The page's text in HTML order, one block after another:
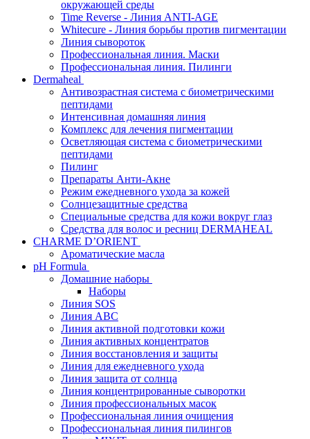
окружающей среды
Time Reverse - Линия ANTI-AGE
Whitecure - Линия борьбы против пигментации
Линия сывороток
Профессиональная линия. Маски
Профессиональная линия. Пилинги
Dermaheal
Антивозрастная система с биометрическими
пептидами
Интенсивная домашняя линия
Комплекс для лечения пигментации
Осветляющая система с биометрическими
пептидами
Пилинг
Препараты Анти-Акне
Режим ежедневного ухода за кожей
Солнцезащитные средства
Специальные средства для кожи вокруг глаз
Средства для волос и ресниц DERMAHEAL
CHARME D’ORIENT
Ароматические масла
pH Formula
Домашние наборы
Наборы
Линия SOS
Линия АВС
Линия активной подготовки кожи
Линия активных концентратов
Линия восстановления и защиты
Линия для ежедневного ухода
Линия защита от солнца
Линия концентрированные сыворотки
Линия профессиональных масок
Профессиональная линия очищения
Профессиональная линия пилингов